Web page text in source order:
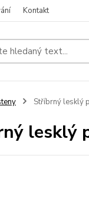
Kontakt
Stříbrný lesklý
lesklý